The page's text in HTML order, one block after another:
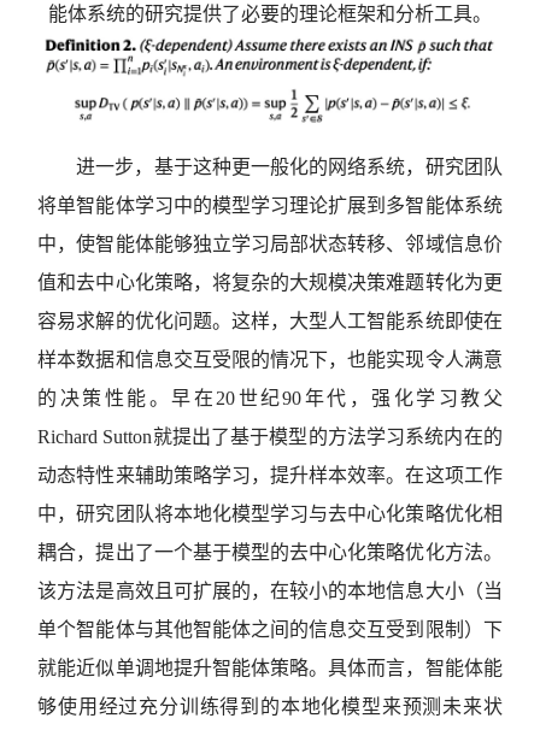
能体系统的研究提供了必要的理论框架和分析工具。
进一步，基于这种更一般化的网络系统，研究团队
将单智能体学习中的模型学习理论扩展到多智能体系统
中，使智能体能够独立学习局部状态转移、邻域信息价
值和去中心化策略，将复杂的大规模决策难题转化为更
容易求解的优化问题。这样，大型人工智能系统即使在
样本数据和信息交互受限的情况下，也能实现令人满意
的决策性能。早在20世纪90年代，强化学习教父
Richard Sutton就提出了基于模型的方法学习系统内在的
动态特性来辅助策略学习，提升样本效率。在这项工作
中，研究团队将本地化模型学习与去中心化策略优化相
耦合，提出了一个基于模型的去中心化策略优化方法。
该方法是高效且可扩展的，在较小的本地信息大小（当
单个智能体与其他智能体之间的信息交互受到限制）下
就能近似单调地提升智能体策略。具体而言，智能体能
够使用经过充分训练得到的本地化模型来预测未来状